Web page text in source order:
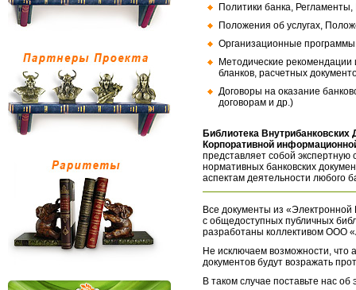
Политики банка,
Положения об услугах,
Организационные
Методические
бланков, расчетных
Договоры на оказание
договорам и др.)
Библиотека
Корпоративной
представляет собой экспертную
нормативных банковских
аспектам деятельности любого
Все документы из «Электронной
с общедоступных публичных
разработаны коллективом ООО
Не исключаем возможности, что
документов будут возражать
В таком случае поставьте нас